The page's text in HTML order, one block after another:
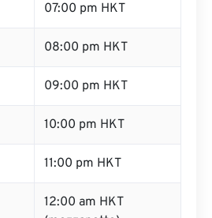
07:00 pm HKT
08:00 pm HKT
09:00 pm HKT
10:00 pm HKT
11:00 pm HKT
12:00 am HKT